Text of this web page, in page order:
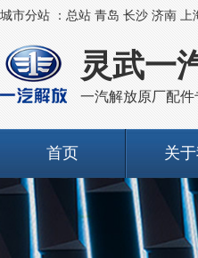
城市分站 ： 总站 青岛 长沙 济南 上
灵武一
一汽解放原厂配
首页 关